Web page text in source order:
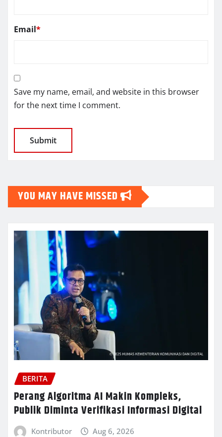
Email*
Save my name, email, and website in this browser
for the next time I comment.
YOU MAY HAVE MISSED
BERITA
Perang Algoritma AI Makin Kompleks,
Publik Diminta Verifikasi Informasi Digital
Kontributor Aug 6, 2026